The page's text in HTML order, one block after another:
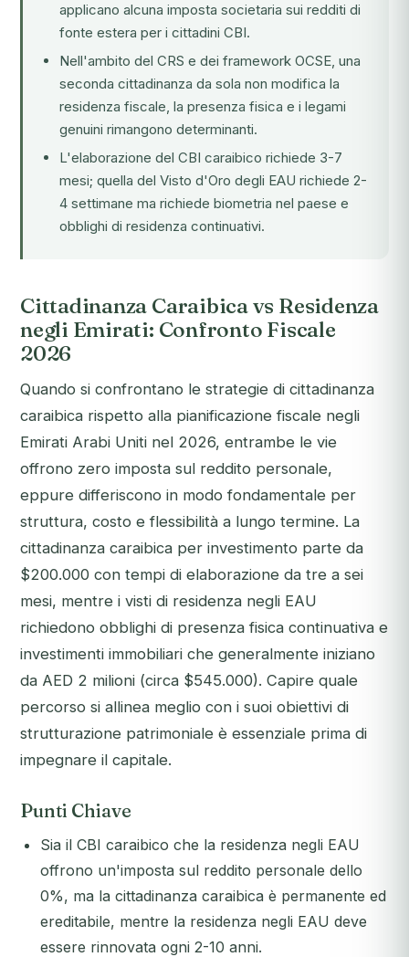
applicano alcuna imposta societaria sui redditi di
fonte estera per i cittadini CBI.
Nell'ambito del CRS e dei framework OCSE, una
seconda cittadinanza da sola non modifica la
residenza fiscale, la presenza fisica e i legami
genuini rimangono determinanti.
L'elaborazione del CBI caraibico richiede 3-7
mesi; quella del Visto d'Oro degli EAU richiede 2-
4 settimane ma richiede biometria nel paese e
obblighi di residenza continuativi.
Cittadinanza Caraibica vs Residenza
negli Emirati: Confronto Fiscale
2026
Quando si confrontano le strategie di cittadinanza
caraibica rispetto alla pianificazione fiscale negli
Emirati Arabi Uniti nel 2026, entrambe le vie
offrono zero imposta sul reddito personale,
eppure differiscono in modo fondamentale per
struttura, costo e flessibilità a lungo termine. La
cittadinanza caraibica per investimento parte da
$200.000 con tempi di elaborazione da tre a sei
mesi, mentre i visti di residenza negli EAU
richiedono obblighi di presenza fisica continuativa e
investimenti immobiliari che generalmente iniziano
da AED 2 milioni (circa $545.000). Capire quale
percorso si allinea meglio con i suoi obiettivi di
strutturazione patrimoniale è essenziale prima di
impegnare il capitale.
Punti Chiave
Sia il CBI caraibico che la residenza negli EAU
offrono un'imposta sul reddito personale dello
0%, ma la cittadinanza caraibica è permanente ed
ereditabile, mentre la residenza negli EAU deve
essere rinnovata ogni 2-10 anni.